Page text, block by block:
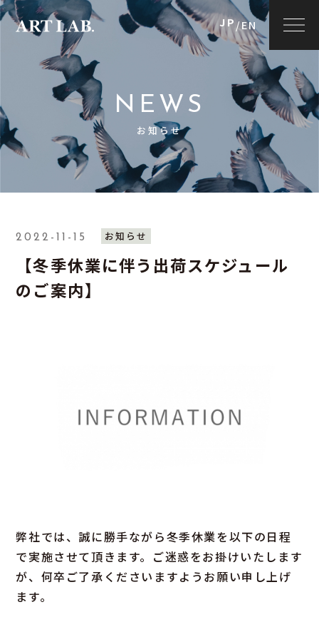
JP/EN
NEWS
お知らせ
2022-11-15 お知らせ
【冬季休業に伴う出荷スケジュール
のご案内】
弊社では、誠に勝手ながら冬季休業を以下の日程
で実施させて頂きます。ご迷惑をお掛けいたします
が、何卒ご了承くださいますようお願い申し上げ
ます。